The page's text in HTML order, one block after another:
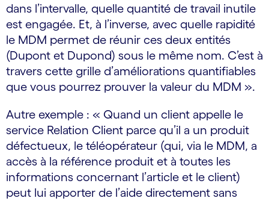
dans l’intervalle, quelle quantité de travail inutile
est engagée. Et, à l’inverse, avec quelle rapidité
le MDM permet de réunir ces deux entités
(Dupont et Dupond) sous le même nom. C’est à
travers cette grille d’améliorations quantifiables
que vous pourrez prouver la valeur du MDM ».
Autre exemple : « Quand un client appelle le
service Relation Client parce qu’il a un produit
défectueux, le téléopérateur (qui, via le MDM, a
accès à la référence produit et à toutes les
informations concernant l’article et le client)
peut lui apporter de l’aide directement sans